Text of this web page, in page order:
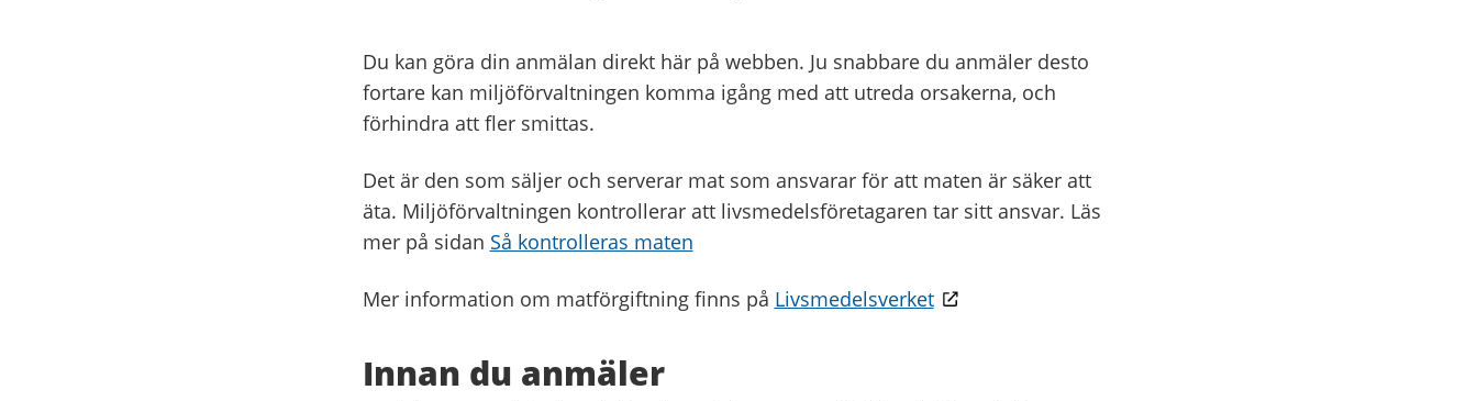
Du kan göra din anmälan direkt här på webben. Ju snabbare du anmäler desto
fortare kan miljöförvaltningen komma igång med att utreda orsakerna, och
förhindra att fler smittas.
Det är den som säljer och serverar mat som ansvarar för att maten är säker att
äta. Miljöförvaltningen kontrollerar att livsmedelsföretagaren tar sitt ansvar. Läs
mer på sidan Så kontrolleras maten
Mer information om matförgiftning finns på Livsmedelsverket
Innan du anmäler